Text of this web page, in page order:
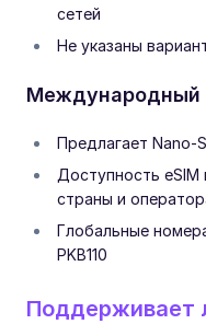
сетей
Не указаны
Международный
Предлагает Nano-
Доступность eSIM
страны и
Глобальные
PKB110
Поддерживает